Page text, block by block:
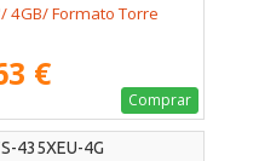
4GB/ Formato Torre
€
Comprar
435XEU-4G